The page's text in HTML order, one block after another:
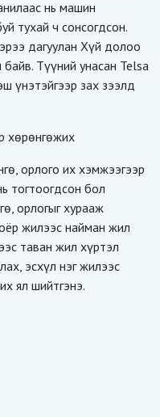
нь машин
тухай ч сонсогдсон.
дагуулан Хүй долоо
Түүний унасан Telsa
үнэтэйгээр зах зээлд
хөрөнгөжих
орлого их хэмжээгээр
тогтоогдсон бол
орлогыг хурааж
жилээс найман жил
таван жил хүртэл
эсхүл нэг жилээс
ял шийтгэнэ.